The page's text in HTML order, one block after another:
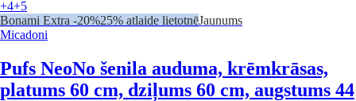
+4+5
Bonami Extra -20%25% atlaide lietotnēJaunums
Micadoni
Pufs NeoNo šenila auduma, krēmkrāsas,
platums 60 cm, dziļums 60 cm, augstums 44